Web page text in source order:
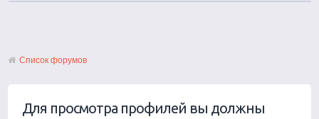
Список форумов
Для просмотра профилей вы должны